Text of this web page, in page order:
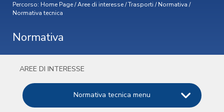
Percorso: Home Page/Aree di interesse/Trasporti /Normativa /
Normativa tecnica
Normativa
AREE DI INTERESSE
Normativa tecnica menu